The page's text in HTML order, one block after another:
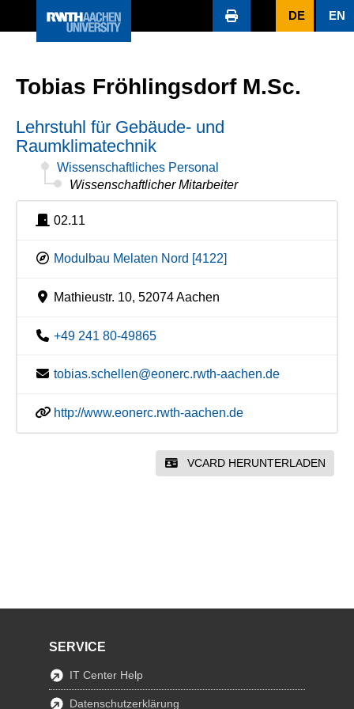
DE EN
Tobias Fröhlingsdorf M.Sc.
Lehrstuhl für Gebäude- und
Raumklimatechnik
Wissenschaftliches Personal
Wissenschaftlicher Mitarbeiter
02.11
Modulbau Melaten Nord [4122]
Mathieustr. 10, 52074 Aachen
+49 241 80-49865
tobias.schellen@eonerc.rwth-aachen.de
http://www.eonerc.rwth-aachen.de
VCARD HERUNTERLADEN
SERVICE
IT Center Help
Datenschutzerklärung